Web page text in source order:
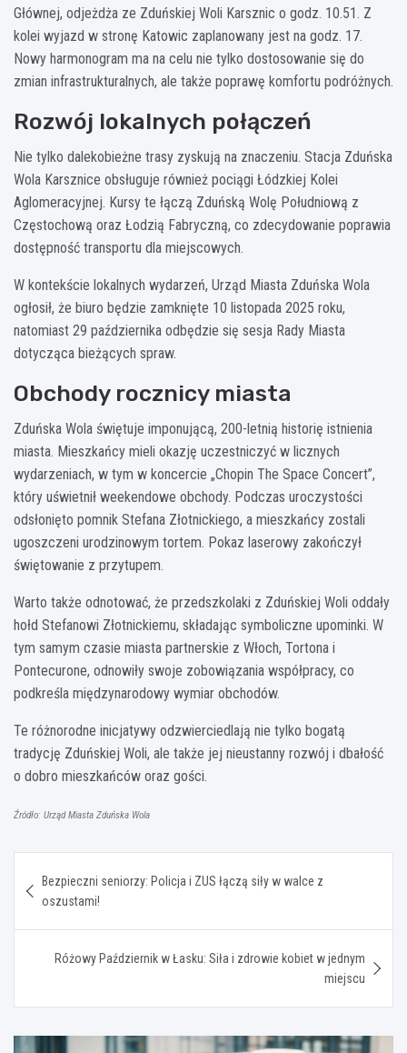
Głównej, odjeżdża ze Zduńskiej Woli Karsznic o godz. 10.51. Z
kolei wyjazd w stronę Katowic zaplanowany jest na godz. 17.
Nowy harmonogram ma na celu nie tylko dostosowanie się do
zmian infrastrukturalnych, ale także poprawę komfortu podróżnych.
Rozwój lokalnych połączeń
Nie tylko dalekobieżne trasy zyskują na znaczeniu. Stacja Zduńska
Wola Karsznice obsługuje również pociągi Łódzkiej Kolei
Aglomeracyjnej. Kursy te łączą Zduńską Wolę Południową z
Częstochową oraz Łodzią Fabryczną, co zdecydowanie poprawia
dostępność transportu dla miejscowych.
W kontekście lokalnych wydarzeń, Urząd Miasta Zduńska Wola
ogłosił, że biuro będzie zamknięte 10 listopada 2025 roku,
natomiast 29 października odbędzie się sesja Rady Miasta
dotycząca bieżących spraw.
Obchody rocznicy miasta
Zduńska Wola świętuje imponującą, 200-letnią historię istnienia
miasta. Mieszkańcy mieli okazję uczestniczyć w licznych
wydarzeniach, w tym w koncercie „Chopin The Space Concert”,
który uświetnił weekendowe obchody. Podczas uroczystości
odsłonięto pomnik Stefana Złotnickiego, a mieszkańcy zostali
ugoszczeni urodzinowym tortem. Pokaz laserowy zakończył
świętowanie z przytupem.
Warto także odnotować, że przedszkolaki z Zduńskiej Woli oddały
hołd Stefanowi Złotnickiemu, składając symboliczne upominki. W
tym samym czasie miasta partnerskie z Włoch, Tortona i
Pontecurone, odnowiły swoje zobowiązania współpracy, co
podkreśla międzynarodowy wymiar obchodów.
Te różnorodne inicjatywy odzwierciedlają nie tylko bogatą
tradycję Zduńskiej Woli, ale także jej nieustanny rozwój i dbałość
o dobro mieszkańców oraz gości.
Źródło: Urząd Miasta Zduńska Wola
wpisu
Bezpieczni seniorzy: Policja i ZUS łączą siły w walce z
oszustami!
Różowy Październik w Łasku: Siła i zdrowie kobiet w jednym
miejscu